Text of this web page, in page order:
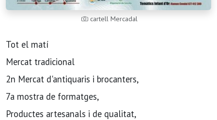
cartell Mercadal
Tot el matí
Mercat tradicional
2n Mercat d'antiquaris i brocanters,
7a mostra de formatges,
Productes artesanals i de qualitat,